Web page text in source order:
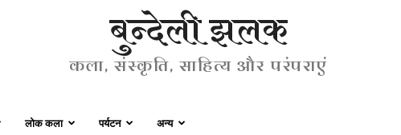
बुन्देली झलक
कला, संस्कृति, साहित्य और परंपराएं
लोक कला पर्यटन अन्य